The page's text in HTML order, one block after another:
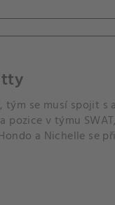
tým se musí spojit s
pozice v týmu
a Nichelle se